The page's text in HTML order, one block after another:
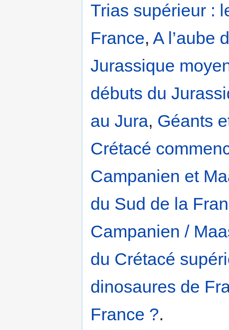
Trias supérieur :
France, A l’aube
Jurassique
débuts du
au Jura, Géants
Crétacé
Campanien et
du Sud de la
Campanien /
du Crétacé
dinosaures de
France ?.